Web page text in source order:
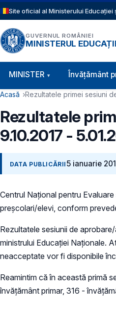
Sari la conținutul principal
Site oficial al Ministerului Educației
GUVERNUL ROMÂNIEI
MINISTERUL
Navigație principală
MINISTER Învăţământ
Cale de navigare
Acasă Rezultatele primei sesiuni
Rezultatele
9.10.2017 -
DATA PUBLICĂRII 5 ianuarie
Centrul Național pentru
preșcolari/elevi, conform
Rezultatele sesiunii de
ministrului Educaţiei Naţionale.
neacceptate vor fi disponibile
Reamintim că în această primă
învățământ primar, 316 -